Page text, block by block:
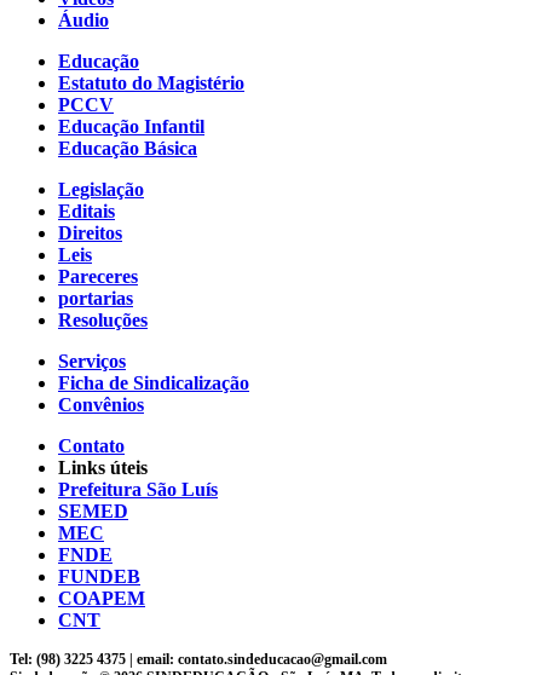
Áudio
Educação
Estatuto do Magistério
PCCV
Educação Infantil
Educação Básica
Legislação
Editais
Direitos
Leis
Pareceres
portarias
Resoluções
Serviços
Ficha de Sindicalização
Convênios
Contato
Links úteis
Prefeitura São Luís
SEMED
MEC
FNDE
FUNDEB
COAPEM
CNT
Tel: (98) 3225 4375 | email: contato.sindeducacao@gmail.com